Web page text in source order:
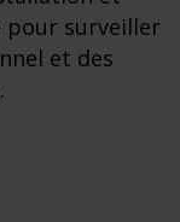
pour surveiller
et des